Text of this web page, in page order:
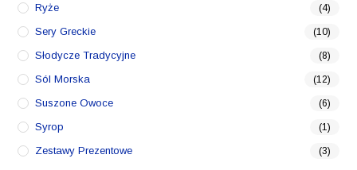
Ryże (4)
Sery Greckie (10)
Słodycze Tradycyjne (8)
Sól Morska (12)
Suszone Owoce (6)
Syrop (1)
Zestawy Prezentowe (3)